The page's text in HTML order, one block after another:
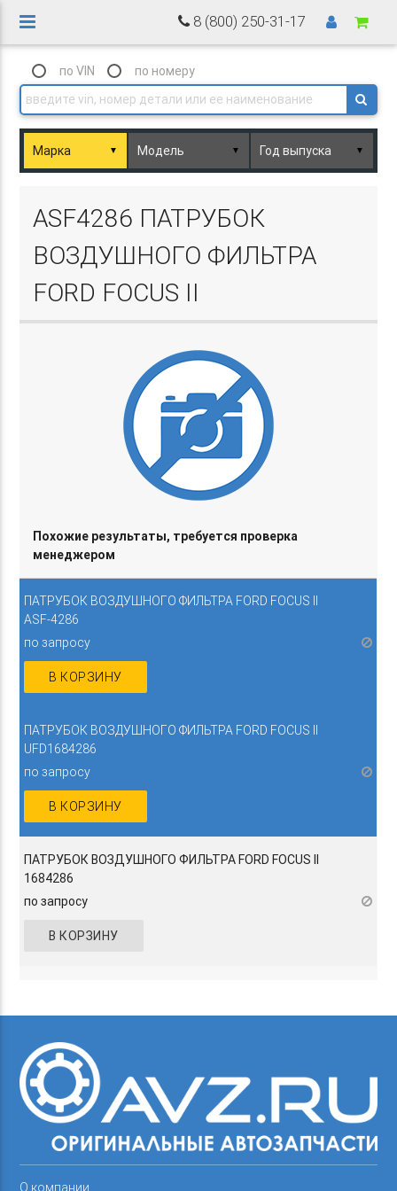
8 (800) 250-31-17
по VIN по номеру
▼ ▼ ▼
ASF4286 ПАТРУБОК
ВОЗДУШНОГО ФИЛЬТРА
FORD FOCUS II
ПАТРУБОК ВОЗДУШНОГО ФИЛЬТРА FORD FOCUS II
ASF-4286
по запросу
В КОРЗИНУ
Похожие результаты, требуется проверка
менеджером
ПАТРУБОК ВОЗДУШНОГО ФИЛЬТРА FORD FOCUS II
UFD1684286
по запросу
В КОРЗИНУ
ПАТРУБОК ВОЗДУШНОГО ФИЛЬТРА FORD FOCUS II
1684286
по запросу
В КОРЗИНУ
О компании